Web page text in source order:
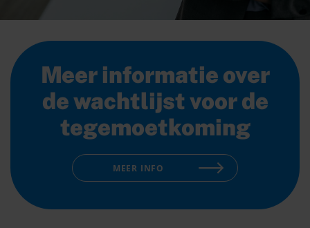
Meer informatie over
de wachtlijst voor de
tegemoetkoming
MEER INFO